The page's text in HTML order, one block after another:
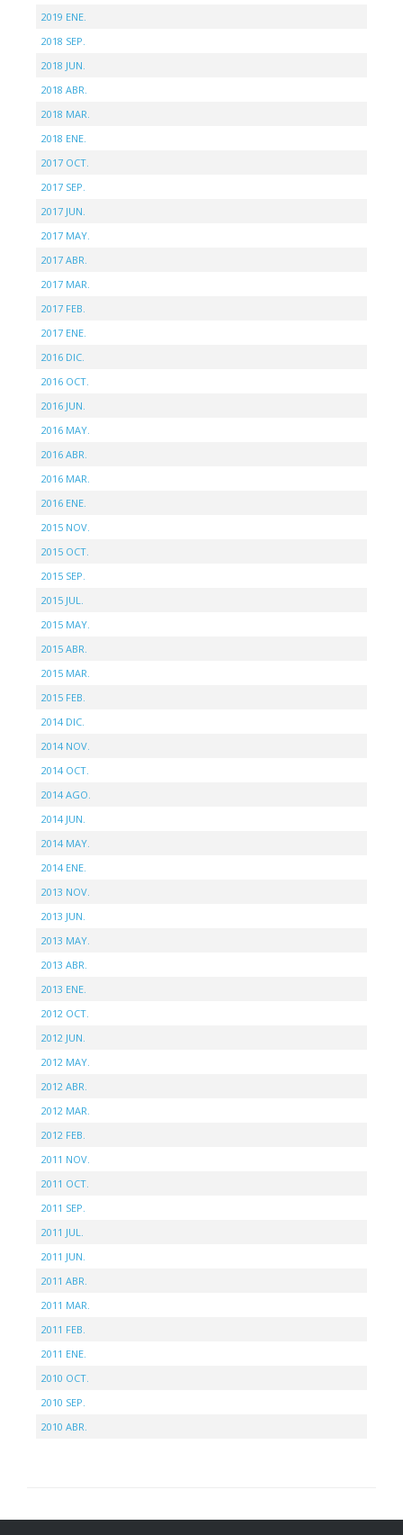
2019 ENE.
2018 SEP.
2018 JUN.
2018 ABR.
2018 MAR.
2018 ENE.
2017 OCT.
2017 SEP.
2017 JUN.
2017 MAY.
2017 ABR.
2017 MAR.
2017 FEB.
2017 ENE.
2016 DIC.
2016 OCT.
2016 JUN.
2016 MAY.
2016 ABR.
2016 MAR.
2016 ENE.
2015 NOV.
2015 OCT.
2015 SEP.
2015 JUL.
2015 MAY.
2015 ABR.
2015 MAR.
2015 FEB.
2014 DIC.
2014 NOV.
2014 OCT.
2014 AGO.
2014 JUN.
2014 MAY.
2014 ENE.
2013 NOV.
2013 JUN.
2013 MAY.
2013 ABR.
2013 ENE.
2012 OCT.
2012 JUN.
2012 MAY.
2012 ABR.
2012 MAR.
2012 FEB.
2011 NOV.
2011 OCT.
2011 SEP.
2011 JUL.
2011 JUN.
2011 ABR.
2011 MAR.
2011 FEB.
2011 ENE.
2010 OCT.
2010 SEP.
2010 ABR.